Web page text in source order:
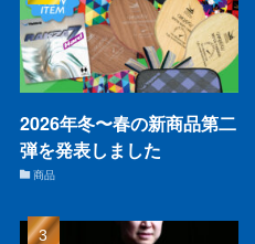
2026年冬〜春の新商品第二
弾を発表しました
商品